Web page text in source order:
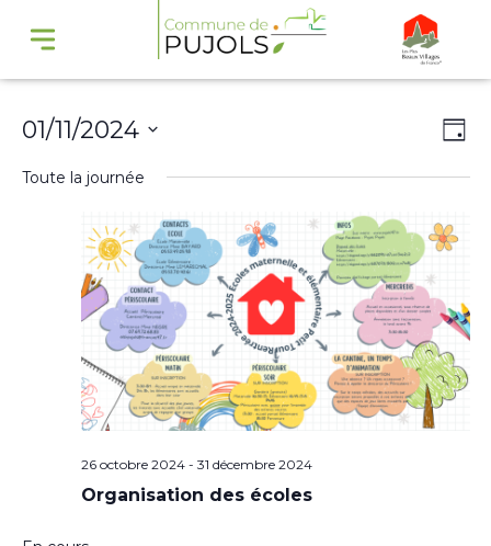
Jour
01/11/2024
Toute la journée
26 octobre 2024- 31 décembre 2024
Organisation des écoles